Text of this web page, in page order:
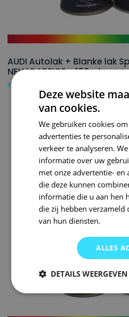
AUDI Autolak + Blanke lak
NEVADABEIGE – 150ml
€
Deze website
van cookies.
We gebruiken cookies
advertenties te
verkeer te analyseren.
informatie over uw
met onze advertentie- en
die deze kunnen
informatie die u aan hen
die zij hebben verzameld
van hun diensten.
ALLES
DETAILS WEERGEVEN